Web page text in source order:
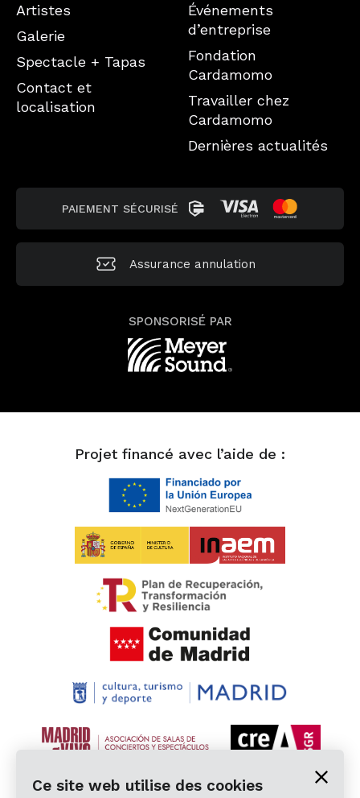
Artistes
Galerie
Spectacle + Tapas
Contact et
localisation
Événements
d’entreprise
Fondation
Cardamomo
Travailler chez
Cardamomo
Dernières actualités
PAIEMENT SÉCURISÉ
Assurance annulation
SPONSORISÉ PAR
Projet financé avec l’aide de :
Ce site web utilise des cookies